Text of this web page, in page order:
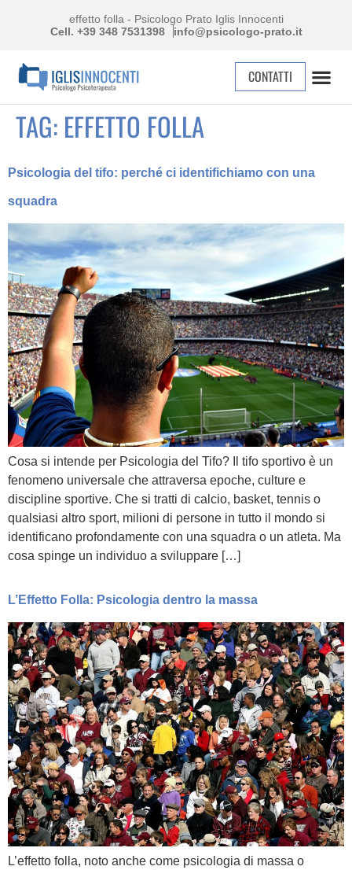
effetto folla - Psicologo Prato Iglis Innocenti
Cell. +39 348 7531398
info@psicologo-prato.it
CONTATTI
TAG: EFFETTO FOLLA
Psicologia del tifo: perché ci identifichiamo con una
squadra
Cosa si intende per Psicologia del Tifo? Il tifo sportivo è un
fenomeno universale che attraversa epoche, culture e
discipline sportive. Che si tratti di calcio, basket, tennis o
qualsiasi altro sport, milioni di persone in tutto il mondo si
identificano profondamente con una squadra o un atleta. Ma
cosa spinge un individuo a sviluppare […]
L’Effetto Folla: Psicologia dentro la massa
L’effetto folla, noto anche come psicologia di massa o